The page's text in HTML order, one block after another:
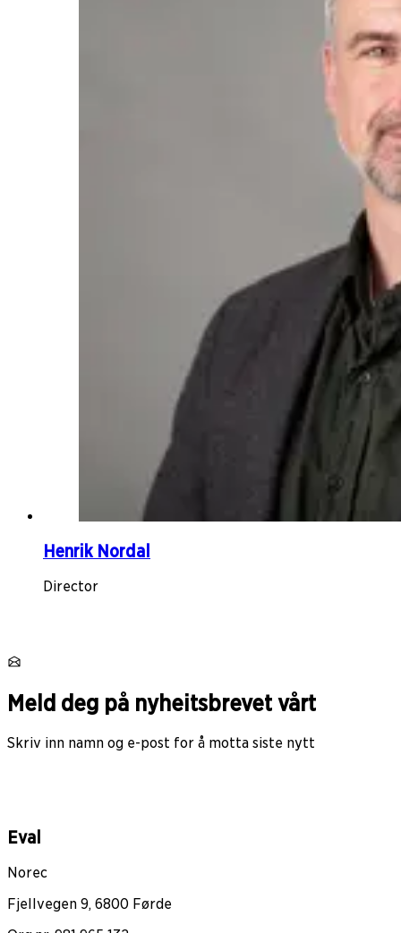
Henrik Nordal
Director
Meld deg på nyheitsbrevet vårt
Skriv inn namn og e-post for å motta siste nytt
Eval
Norec
Fjellvegen 9, 6800 Førde